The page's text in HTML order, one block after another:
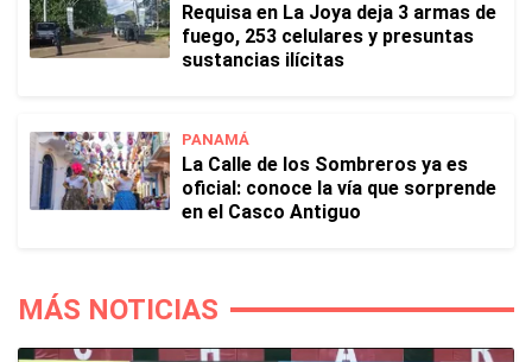
Requisa en La Joya deja 3 armas de
fuego, 253 celulares y presuntas
sustancias ilícitas
PANAMÁ
La Calle de los Sombreros ya es
oficial: conoce la vía que sorprende
en el Casco Antiguo
MÁS NOTICIAS